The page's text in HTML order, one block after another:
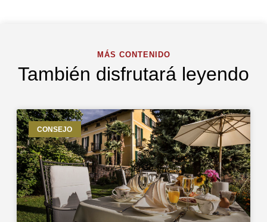
MÁS CONTENIDO
También disfrutará leyendo
CONSEJO